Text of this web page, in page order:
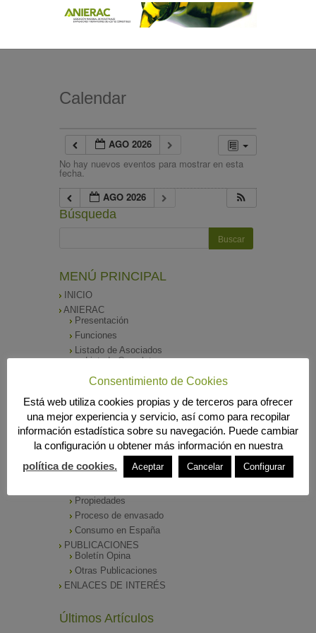
Calendar
AGO 2026
No hay nuevos eventos para mostrar en esta
fecha.
AGO 2026
Búsqueda
MENÚ PRINCIPAL
INICIO
ANIERAC
Presentación
Funciones
Listado de Asociados
Listado Completo
Como asociarse
SALA DE PRENSA
Notas de Prensa
Archivos Corporativos
GALERÍA DE IMÁGENES
CONTACTO
ENVASADO DE ACEITE
Propiedades
Proceso de envasado
Consumo en España
PUBLICACIONES
Boletín Opina
Otras Publicaciones
ENLACES DE INTERÉS
Últimos Artículos
Consentimiento de Cookies
Está web utiliza cookies propias y de terceros para ofrecer
una mejor experiencia y servicio, así como para recopilar
información estadística sobre su navegación. Puede cambiar
la configuración u obtener más información en nuestra
política de cookies.
Aceptar Cancelar Configurar